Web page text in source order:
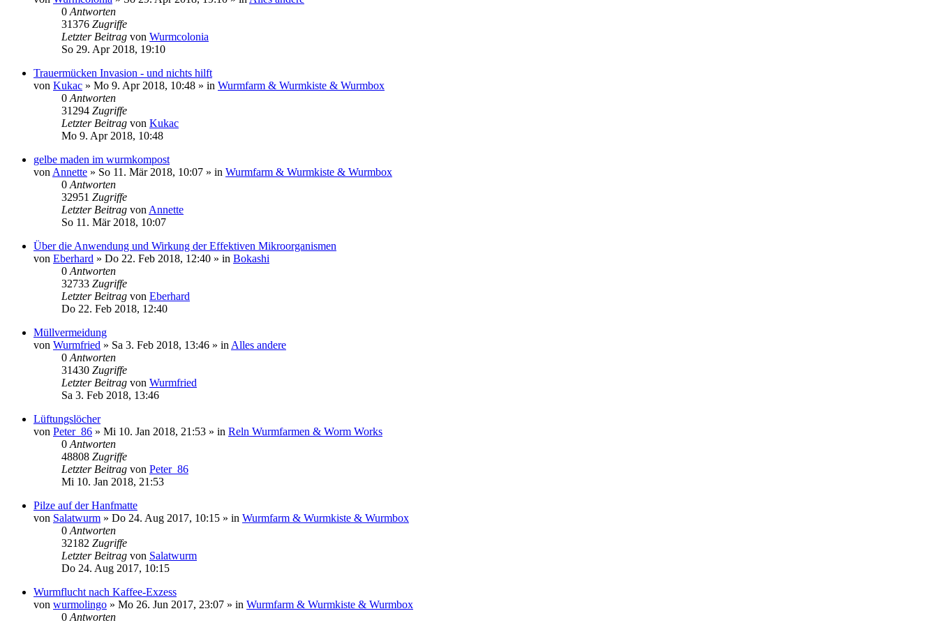
0 Antworten
31376 Zugriffe
Letzter Beitrag von Wurmcolonia
So 29. Apr 2018, 19:10
Trauermücken Invasion - und nichts hilft
von Kukac » Mo 9. Apr 2018, 10:48 » in Wurmfarm & Wurmkiste & Wurmbox
0 Antworten
31294 Zugriffe
Letzter Beitrag von Kukac
Mo 9. Apr 2018, 10:48
gelbe maden im wurmkompost
von Annette » So 11. Mär 2018, 10:07 » in Wurmfarm & Wurmkiste & Wurmbox
0 Antworten
32951 Zugriffe
Letzter Beitrag von Annette
So 11. Mär 2018, 10:07
Über die Anwendung und Wirkung der Effektiven Mikroorganismen
von Eberhard » Do 22. Feb 2018, 12:40 » in Bokashi
0 Antworten
32733 Zugriffe
Letzter Beitrag von Eberhard
Do 22. Feb 2018, 12:40
Müllvermeidung
von Wurmfried » Sa 3. Feb 2018, 13:46 » in Alles andere
0 Antworten
31430 Zugriffe
Letzter Beitrag von Wurmfried
Sa 3. Feb 2018, 13:46
Lüftungslöcher
von Peter_86 » Mi 10. Jan 2018, 21:53 » in Reln Wurmfarmen & Worm Works
0 Antworten
48808 Zugriffe
Letzter Beitrag von Peter_86
Mi 10. Jan 2018, 21:53
Pilze auf der Hanfmatte
von Salatwurm » Do 24. Aug 2017, 10:15 » in Wurmfarm & Wurmkiste & Wurmbox
0 Antworten
32182 Zugriffe
Letzter Beitrag von Salatwurm
Do 24. Aug 2017, 10:15
Wurmflucht nach Kaffee-Exzess
von wurmolingo » Mo 26. Jun 2017, 23:07 » in Wurmfarm & Wurmkiste & Wurmbox
0 Antworten